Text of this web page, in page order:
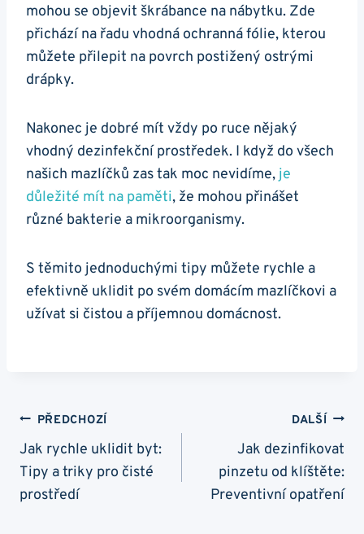
mohou se objevit škrábance na nábytku. Zde
přichází na řadu vhodná ochranná fólie, kterou
můžete přilepit na povrch postižený ostrými
drápky.
Nakonec je dobré mít vždy po ruce nějaký
vhodný dezinfekční prostředek. I když do všech
našich mazlíčků zas tak moc nevidíme, je
důležité mít na paměti, že mohou přinášet
různé bakterie a mikroorganismy.
S těmito jednoduchými tipy můžete rychle a
efektivně uklidit po svém domácím mazlíčkovi a
užívat si čistou a příjemnou domácnost.
Navigace
Pro
Příspěvek
PŘEDCHOZÍ
Jak rychle uklidit byt:
Tipy a triky pro čisté
prostředí
DALŠÍ
Jak dezinfikovat
pinzetu od klíštěte:
Preventivní opatření